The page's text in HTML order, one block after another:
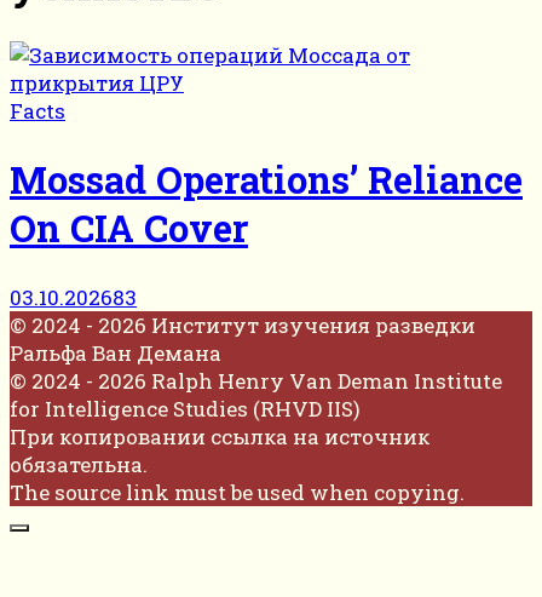
Facts
Mossad Operations’ Reliance
On CIA Cover
03.10.202683
© 2024 - 2026 Институт изучения разведки
Ральфа Ван Демана
© 2024 - 2026 Ralph Henry Van Deman Institute
for Intelligence Studies (RHVD IIS)
При копировании ссылка на источник
обязательна.
The source link must be used when copying.